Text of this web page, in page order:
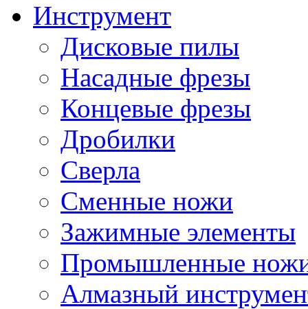
Инструмент
Дисковые пилы
Насадные фрезы
Концевые фрезы
Дробилки
Сверла
Сменные ножи
Зажимные элементы
Промышленные
Алмазный